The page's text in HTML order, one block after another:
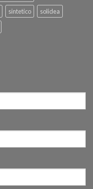
sintetico
solidea